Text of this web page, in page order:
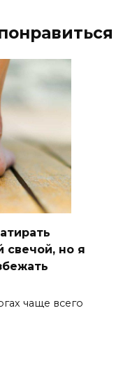
свечой, но я
чаще всего